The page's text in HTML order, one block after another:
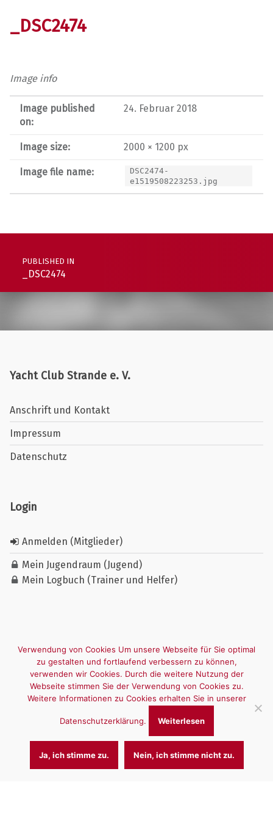
_DSC2474
Image info
Image published
on:
24. Februar 2018
Image size: 2000 × 1200 px
Image file name:
DSC2474-
e1519508223253.jpg
Post navigation
PUBLISHED IN
_DSC2474
Yacht Club Strande e. V.
Anschrift und Kontakt
Impressum
Datenschutz
Login
Anmelden (Mitglieder)
Mein Jugendraum (Jugend)
Mein Logbuch (Trainer und Helfer)
Verwendung von Cookies Um unsere Webseite für Sie optimal
zu gestalten und fortlaufend verbessern zu können,
verwenden wir Cookies. Durch die weitere Nutzung der
Webseite stimmen Sie der Verwendung von Cookies zu.
Weitere Informationen zu Cookies erhalten Sie in unserer
Datenschutzerklärung. Weiterlesen
Ja, ich stimme zu. Nein, ich stimme nicht zu.